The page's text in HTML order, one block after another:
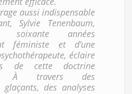
aussi indispensable
Sylvie Tenenbaum,
années
féministe et d’une
éclaire
de cette doctrine
À travers des
glaçants, des analyses